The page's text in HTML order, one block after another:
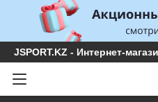
JSPORT.KZ - Интернет-